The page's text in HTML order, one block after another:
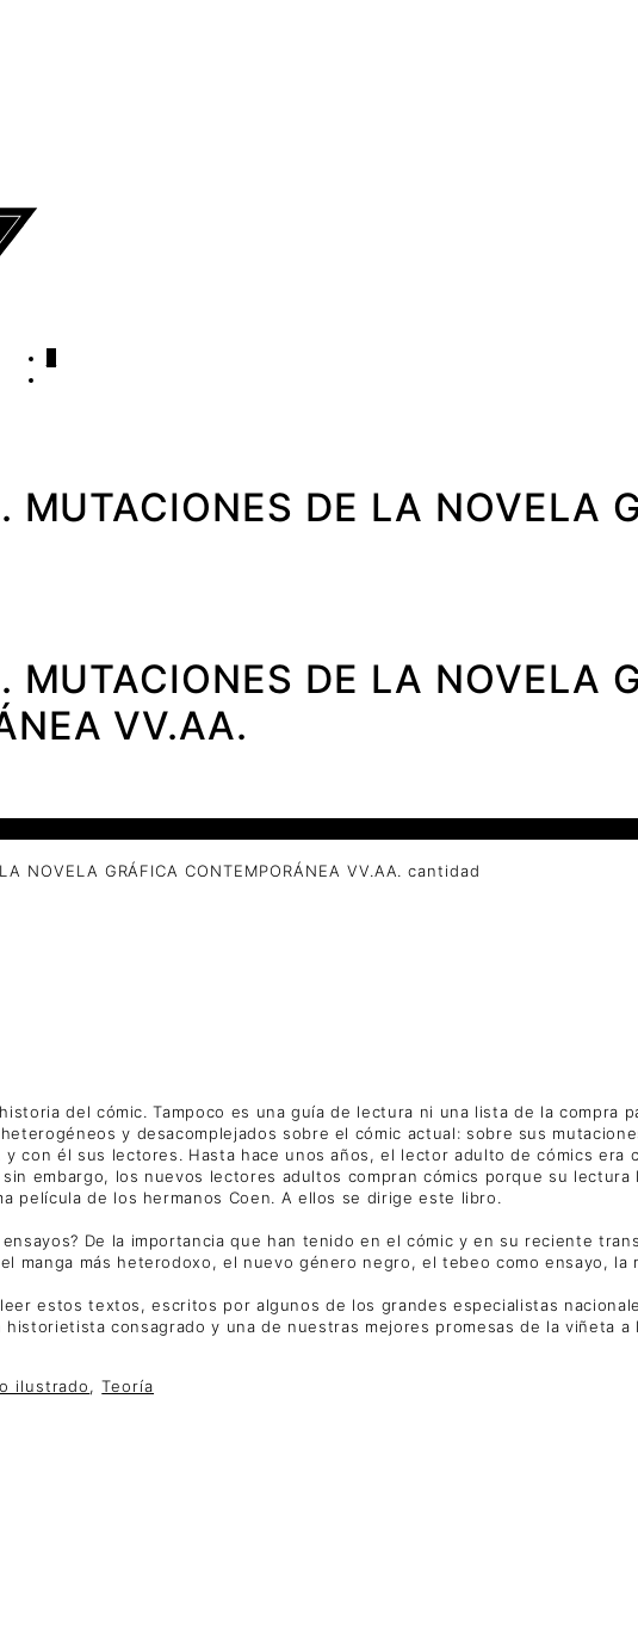
MUTACIONES DE LA NOVELA
MUTACIONES DE LA NOVELA
VV.AA.
NOVELA GRÁFICA CONTEMPORÁNEA VV.AA. cantidad
del cómic. Tampoco es una guía de lectura ni una lista de la compra
y desacomplejados sobre el cómic actual: sobre sus
y con él sus lectores. Hasta hace unos años, el lector adulto de cómics
embargo, los nuevos lectores adultos compran cómics porque su
película de los hermanos Coen. A ellos se dirige este libro.
De la importancia que han tenido en el cómic y en su reciente
manga más heterodoxo, el nuevo género negro, el tebeo como ensayo,
estos textos, escritos por algunos de los grandes especialistas
historietista consagrado y una de nuestras mejores promesas de la viñeta
ilustrado,Teoría